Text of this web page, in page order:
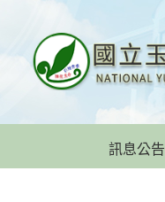
訊息公告